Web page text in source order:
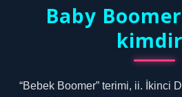
Baby
“Bebek Boomer” terimi, ii. İkinci